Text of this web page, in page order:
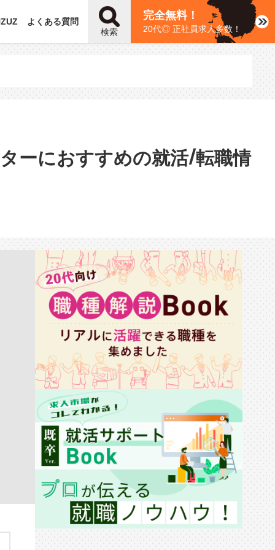
よくある質問
検索
完全無料！
20代◎ 正社員求人多数！
ーにおすすめの就活/転職情